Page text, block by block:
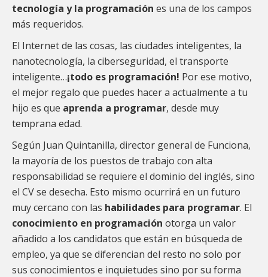
tecnología y la programación es una de los campos
más requeridos.
El Internet de las cosas, las ciudades inteligentes, la
nanotecnología, la ciberseguridad, el transporte
inteligente…¡todo es programación! Por ese motivo,
el mejor regalo que puedes hacer a actualmente a tu
hijo es que aprenda a programar, desde muy
temprana edad.
Según Juan Quintanilla, director general de Funciona,
la mayoría de los puestos de trabajo con alta
responsabilidad se requiere el dominio del inglés, sino
el CV se desecha. Esto mismo ocurrirá en un futuro
muy cercano con las habilidades para programar. El
conocimiento en programación otorga un valor
añadido a los candidatos que están en búsqueda de
empleo, ya que se diferencian del resto no solo por
sus conocimientos e inquietudes sino por su forma